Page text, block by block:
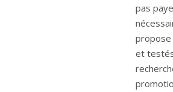
pas
propose
et